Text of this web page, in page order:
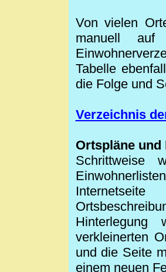
Von vielen
manuell
Tabelle
die Folge und
Verzeichnis
Ortspläne
Schrittweise
verkleinerten
und die Seite
einem neuen